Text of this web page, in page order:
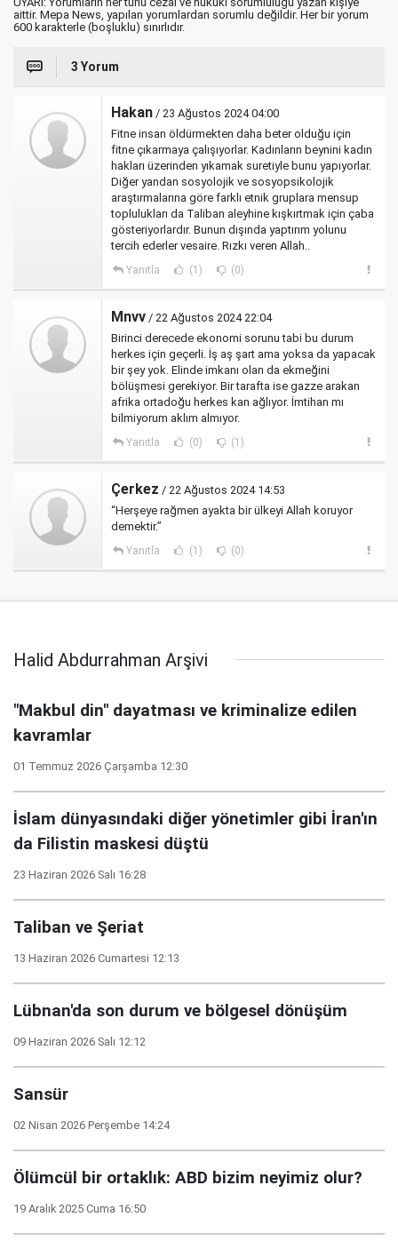
aittir. Mepa News, yapılan yorumlardan sorumlu değildir. Her bir yorum
600 karakterle (boşluklu) sınırlıdır.
3 Yorum
Hakan / 23 Ağustos 2024 04:00
Fitne insan öldürmekten daha beter olduğu için
fitne çıkarmaya çalışıyorlar. Kadınların beynini kadın
hakları üzerinden yıkamak suretiyle bunu yapıyorlar.
Diğer yandan sosyolojik ve sosyopsikolojik
araştırmalarına göre farklı etnik gruplara mensup
toplulukları da Taliban aleyhine kışkırtmak için çaba
gösteriyorlardır. Bunun dışında yaptırım yolunu
tercih ederler vesaire. Rızkı veren Allah..
Yanıtla (1) (0)
Mnvv / 22 Ağustos 2024 22:04
Birinci derecede ekonomi sorunu tabi bu durum
herkes için geçerli. İş aş şart ama yoksa da yapacak
bir şey yok. Elinde imkanı olan da ekmeğini
bölüşmesi gerekiyor. Bir tarafta ise gazze arakan
afrika ortadoğu herkes kan ağlıyor. İmtihan mı
bilmiyorum aklım almıyor.
Yanıtla (0) (1)
Çerkez / 22 Ağustos 2024 14:53
“Herşeye rağmen ayakta bir ülkeyi Allah koruyor
demektir.”
Yanıtla (1) (0)
Halid Abdurrahman Arşivi
"Makbul din" dayatması ve kriminalize edilen
kavramlar
01 Temmuz 2026 Çarşamba 12:30
İslam dünyasındaki diğer yönetimler gibi İran'ın
da Filistin maskesi düştü
23 Haziran 2026 Salı 16:28
Taliban ve Şeriat
13 Haziran 2026 Cumartesi 12:13
Lübnan'da son durum ve bölgesel dönüşüm
09 Haziran 2026 Salı 12:12
Sansür
02 Nisan 2026 Perşembe 14:24
Ölümcül bir ortaklık: ABD bizim neyimiz olur?
19 Aralık 2025 Cuma 16:50